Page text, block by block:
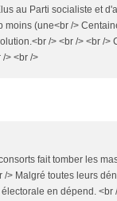
au Parti socialiste et
(une<br />
/> <br /> <br />
/> <br />
fait tomber les
/> Malgré toutes leurs
en dépend. <br